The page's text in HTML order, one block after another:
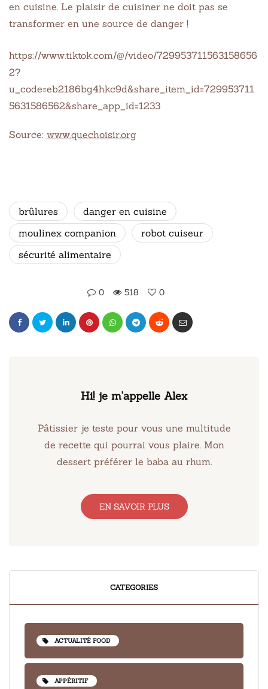
en cuisine. Le plaisir de cuisiner ne doit pas se
transformer en une source de danger !
https://www.tiktok.com/@/video/729953711563158656
2?
u_code=eb2186bg4hkc9d&share_item_id=729953711
5631586562&share_app_id=1233
Source: www.quechoisir.org
brûlures
danger en cuisine
moulinex companion
robot cuiseur
sécurité alimentaire
0 518 0
Hi! je m'appelle Alex
Pâtissier je teste pour vous une multitude
de recette qui pourrai vous plaire. Mon
dessert préférer le baba au rhum.
EN SAVOIR PLUS
CATEGORIES
ACTUALITÉ FOOD
APPÉRITIF